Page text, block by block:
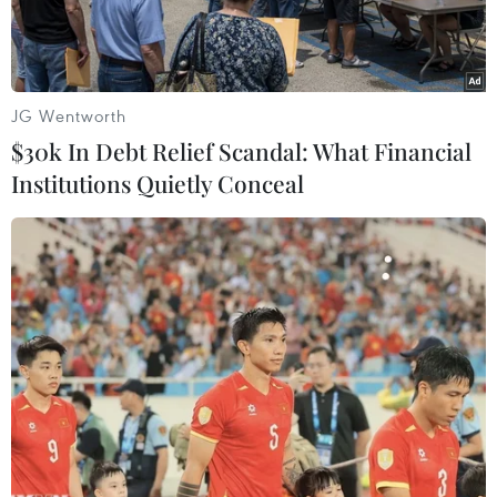
Người dân đeo khẩu trang phòng lây nhiễm COVID-19 khi di
chuyển trên đường phố tại London, Anh. (Ảnh: AFP/TTXVN)
Ngày 29/10, Quỹ Tiền tệ Quốc tế (IMF) dự báo đà
phục hồi của kinh tế Anh sẽ yếu hơn dự kiến
giữa bối cảnh châu Âu đang hứng chịu làn sóng
JG Wentworth
$30k In Debt Relief Scandal: What Financial
Institutions Quietly Conceal